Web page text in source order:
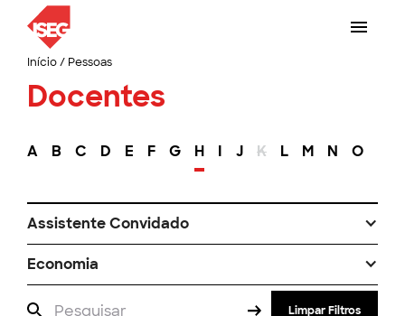
Início/ Pessoas
Docentes
A B C D E F G H I J K L M N O
Assistente Convidado
Economia
Limpar Filtros